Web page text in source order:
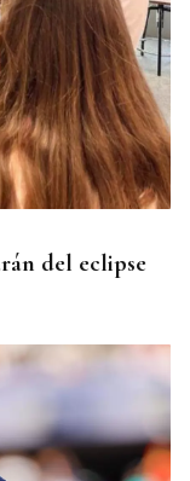
del eclipse